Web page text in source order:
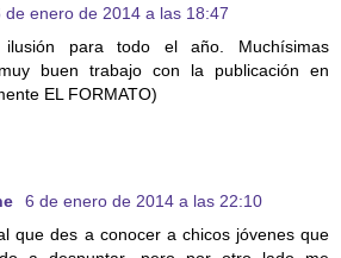
de enero de 2014 a las 18:47
para todo el año. Muchísimas
buen trabajo con la publicación en
EL FORMATO)
6 de enero de 2014 a las 22:10
que des a conocer a chicos jóvenes que